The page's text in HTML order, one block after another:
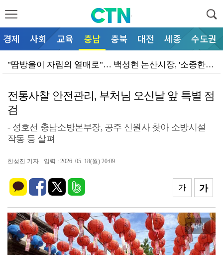
경제 사회 교육 충남 충북 대전 세종 수도권
"땀방울이 자립의 열매로"… 백성현 논산시장, '소중한…
한국도로공사 대전충남본부,휴게소 음식 컨설팅 나서
논산시의회 이건창 의장, ‘바른 의정·실천하는 민생의회…
천안동남소방서, 폭염·화재 위험 '심각'…예방활동 강화…
환경부, 폭염 속 전력망 고장 우려속 예측 범위 타령만…
보건복지부, 노인일자리 단축 운영 내걸고 자화자찬
"불법 배출 틈 없다"… 논산시, 대기오염물질 배출시설…
전통사찰 안전관리, 부처님 오신날 앞 특별 점
검
- 성호선 충남소방본부장, 공주 신원사 찾아 소방시설
작동 등 살펴
한성진 기자 입력 : 2026. 05. 18(월) 20:09
가
가
확대